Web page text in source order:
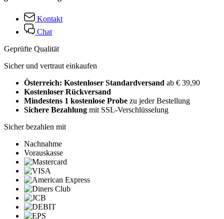
Kontakt
Chat
Geprüfte Qualität
Sicher und vertraut einkaufen
Österreich: Kostenloser Standardversand ab € 39,90
Kostenloser Rückversand
Mindestens 1 kostenlose Probe zu jeder Bestellung
Sichere Bezahlung mit SSL-Verschlüsselung
Sicher bezahlen mit
Nachnahme
Vorauskasse